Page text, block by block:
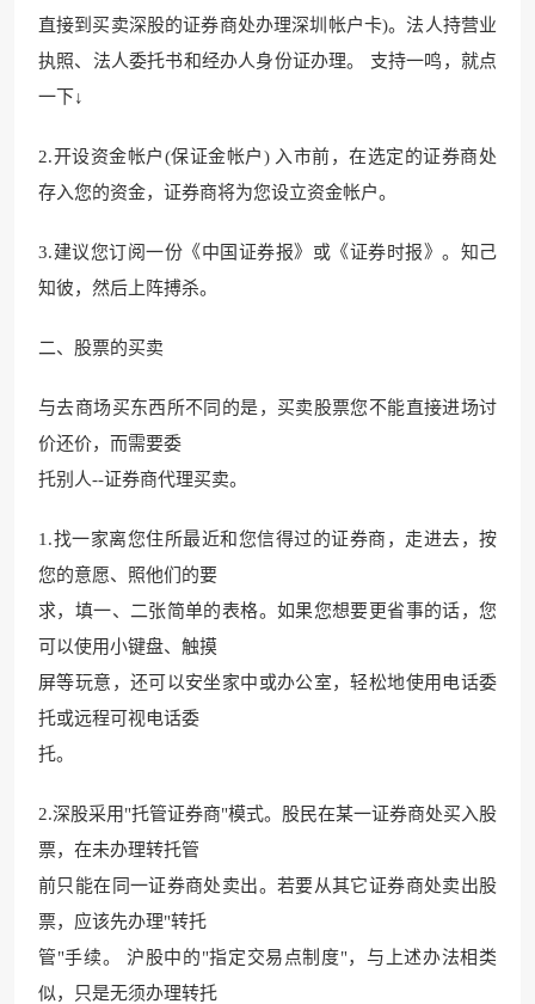
直接到买卖深股的证券商处办理深圳帐户卡)。法人持营业
执照、法人委托书和经办人身份证办理。 支持一鸣，就点
一下↓
2.开设资金帐户(保证金帐户) 入市前，在选定的证券商处
存入您的资金，证券商将为您设立资金帐户。
3.建议您订阅一份《中国证券报》或《证券时报》。知己
知彼，然后上阵搏杀。
二、股票的买卖
与去商场买东西所不同的是，买卖股票您不能直接进场讨
价还价，而需要委
托别人--证券商代理买卖。
1.找一家离您住所最近和您信得过的证券商，走进去，按
您的意愿、照他们的要
求，填一、二张简单的表格。如果您想要更省事的话，您
可以使用小键盘、触摸
屏等玩意，还可以安坐家中或办公室，轻松地使用电话委
托或远程可视电话委
托。
2.深股采用"托管证券商"模式。股民在某一证券商处买入股
票，在未办理转托管
前只能在同一证券商处卖出。若要从其它证券商处卖出股
票，应该先办理"转托
管"手续。 沪股中的"指定交易点制度"，与上述办法相类
似，只是无须办理转托